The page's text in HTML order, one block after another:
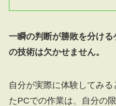
一瞬の判断が勝敗を分ける
の技術は欠かせません。
自分が実際に体験してみ
たPCでの作業は、自分の